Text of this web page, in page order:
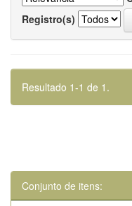
Registro(s)
Resultado 1-1 de 1.
Conjunto de itens: